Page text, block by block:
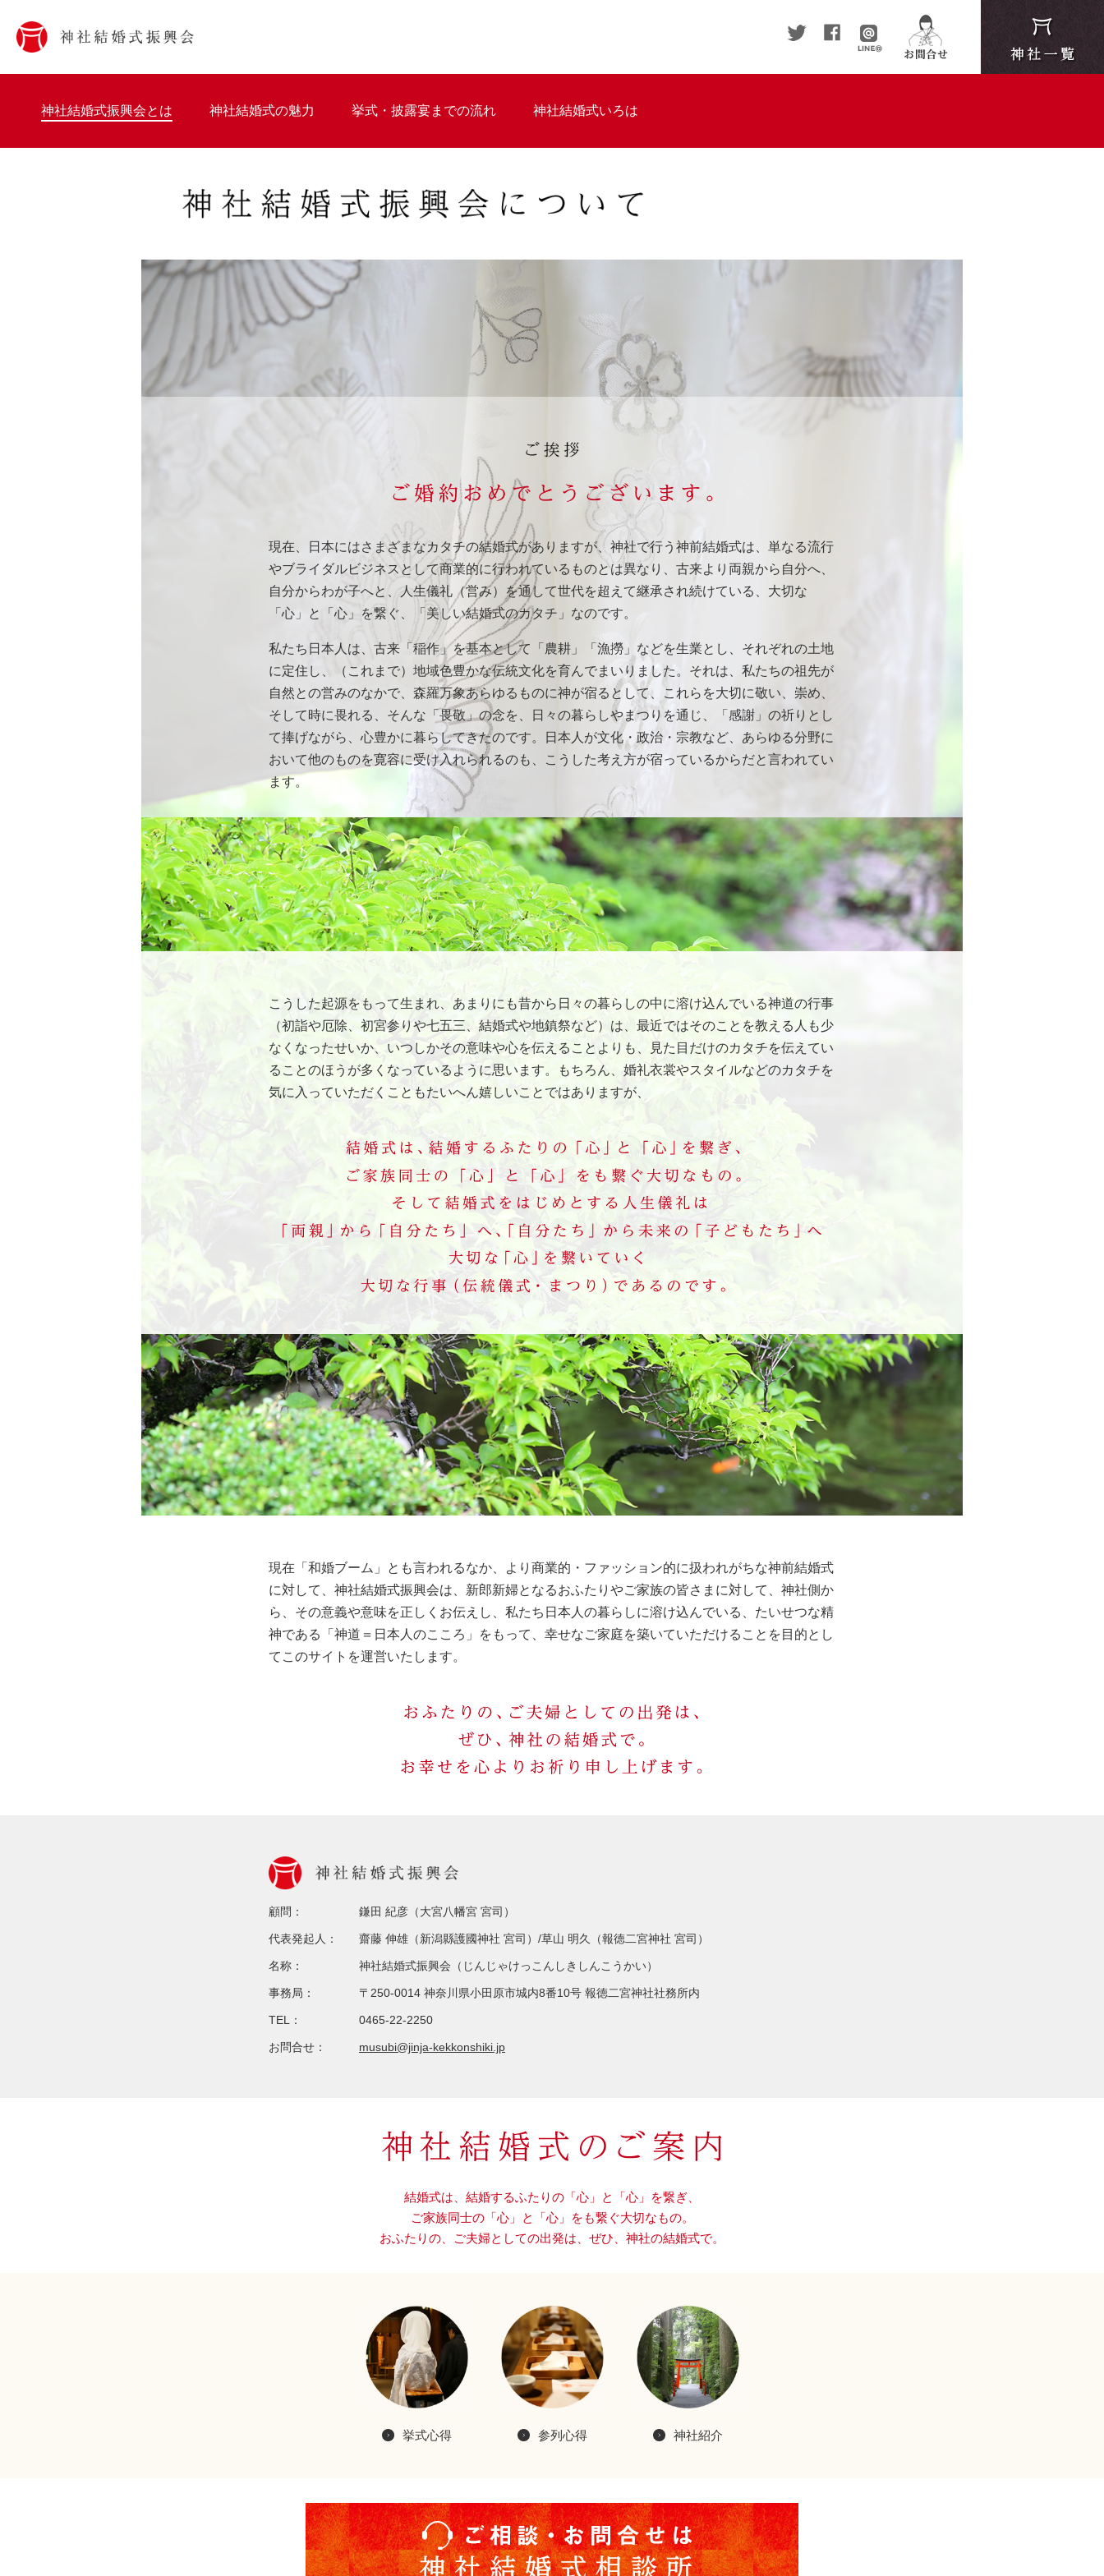
神社結婚式振興会とは 神社結婚式の魅力 挙式・披露宴までの流れ 神社結婚式いろは
現在、日本にはさまざまなカタチの結婚式がありますが、神社で行う神前結婚式は、単なる流行
やブライダルビジネスとして商業的に行われているものとは異なり、古来より両親から自分へ、
自分からわが子へと、人生儀礼（営み）を通して世代を超えて継承され続けている、大切な
「心」と「心」を繋ぐ、「美しい結婚式のカタチ」なのです。
私たち日本人は、古来「稲作」を基本として「農耕」「漁撈」などを生業とし、それぞれの土地
に定住し、（これまで）地域色豊かな伝統文化を育んでまいりました。それは、私たちの祖先が
自然との営みのなかで、森羅万象あらゆるものに神が宿るとして、これらを大切に敬い、崇め、
そして時に畏れる、そんな「畏敬」の念を、日々の暮らしやまつりを通じ、「感謝」の祈りとし
て捧げながら、心豊かに暮らしてきたのです。日本人が文化・政治・宗教など、あらゆる分野に
おいて他のものを寛容に受け入れられるのも、こうした考え方が宿っているからだと言われてい
ます。
こうした起源をもって生まれ、あまりにも昔から日々の暮らしの中に溶け込んでいる神道の行事
（初詣や厄除、初宮参りや七五三、結婚式や地鎮祭など）は、最近ではそのことを教える人も少
なくなったせいか、いつしかその意味や心を伝えることよりも、見た目だけのカタチを伝えてい
ることのほうが多くなっているように思います。もちろん、婚礼衣裳やスタイルなどのカタチを
気に入っていただくこともたいへん嬉しいことではありますが、
現在「和婚ブーム」とも言われるなか、より商業的・ファッション的に扱われがちな神前結婚式
に対して、神社結婚式振興会は、新郎新婦となるおふたりやご家族の皆さまに対して、神社側か
ら、その意義や意味を正しくお伝えし、私たち日本人の暮らしに溶け込んでいる、たいせつな精
神である「神道＝日本人のこころ」をもって、幸せなご家庭を築いていただけることを目的とし
てこのサイトを運営いたします。
顧問： 鎌田 紀彦（大宮八幡宮 宮司）
代表発起人： 齋藤 伸雄（新潟縣護國神社 宮司）/草山 明久（報徳二宮神社 宮司）
名称： 神社結婚式振興会（じんじゃけっこんしきしんこうかい）
事務局： 〒250-0014 神奈川県小田原市城内8番10号 報徳二宮神社社務所内
TEL： 0465-22-2250
お問合せ： musubi@jinja-kekkonshiki.jp
結婚式は、結婚するふたりの「心」と「心」を繋ぎ、
ご家族同士の「心」と「心」をも繋ぐ大切なもの。
おふたりの、ご夫婦としての出発は、 ぜひ、神社の結婚式で。
挙式心得 参列心得 神社紹介